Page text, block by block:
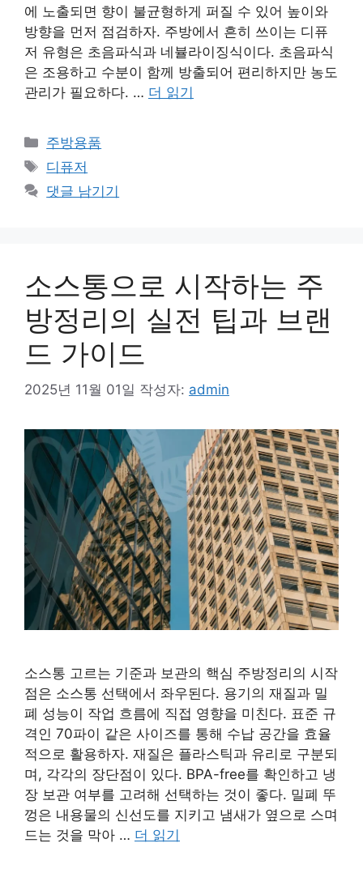
에 노출되면 향이 불균형하게 퍼질 수 있어 높이와
방향을 먼저 점검하자. 주방에서 흔히 쓰이는 디퓨
저 유형은 초음파식과 네뷸라이징식이다. 초음파식
은 조용하고 수분이 함께 방출되어 편리하지만 농도
관리가 필요하다. … 더 읽기
카
테
리
주방용품
태
그
디퓨저
댓글 남기기
소스통으로 시작하는 주
방정리의 실전 팁과 브랜
드 가이드
2025년 11월 01일 작성자: admin
소스통 고르는 기준과 보관의 핵심 주방정리의 시작
점은 소스통 선택에서 좌우된다. 용기의 재질과 밀
폐 성능이 작업 흐름에 직접 영향을 미친다. 표준 규
격인 70파이 같은 사이즈를 통해 수납 공간을 효율
적으로 활용하자. 재질은 플라스틱과 유리로 구분되
며, 각각의 장단점이 있다. BPA-free를 확인하고 냉
장 보관 여부를 고려해 선택하는 것이 좋다. 밀폐 뚜
껑은 내용물의 신선도를 지키고 냄새가 옆으로 스며
드는 것을 막아 … 더 읽기